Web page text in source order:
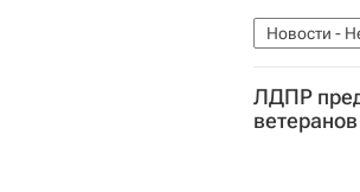
Новости -
ЛДПР